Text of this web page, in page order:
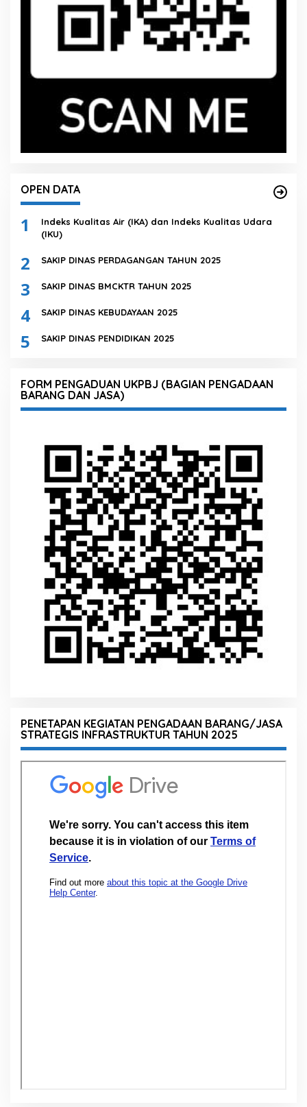
OPEN DATA
1
Indeks Kualitas Air (IKA) dan Indeks Kualitas Udara
(IKU)
2 SAKIP DINAS PERDAGANGAN TAHUN 2025
3 SAKIP DINAS BMCKTR TAHUN 2025
4 SAKIP DINAS KEBUDAYAAN 2025
5 SAKIP DINAS PENDIDIKAN 2025
FORM PENGADUAN UKPBJ (BAGIAN PENGADAAN
BARANG DAN JASA)
PENETAPAN KEGIATAN PENGADAAN BARANG/JASA
STRATEGIS INFRASTRUKTUR TAHUN 2025